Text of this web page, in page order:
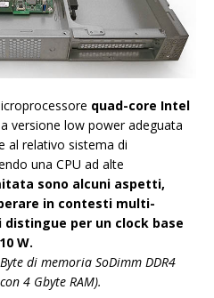
quad-core Intel
versione low power adeguata
al relativo sistema di
una CPU ad alte
sono alcuni aspetti,
in contesti multi-
per un clock base
W.
di memoria SoDimm DDR4
4 Gbyte RAM).